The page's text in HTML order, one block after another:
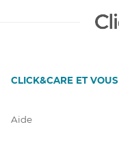
CLICK&CARE ET VOUS
Aide